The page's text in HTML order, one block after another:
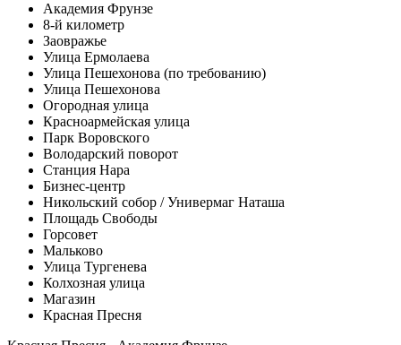
Академия Фрунзе
8-й километр
Заовражье
Улица Ермолаева
Улица Пешехонова (по требованию)
Улица Пешехонова
Огородная улица
Красноармейская улица
Парк Воровского
Володарский поворот
Станция Нара
Бизнес-центр
Никольский собор / Универмаг Наташа
Площадь Свободы
Горсовет
Мальково
Улица Тургенева
Колхозная улица
Магазин
Красная Пресня